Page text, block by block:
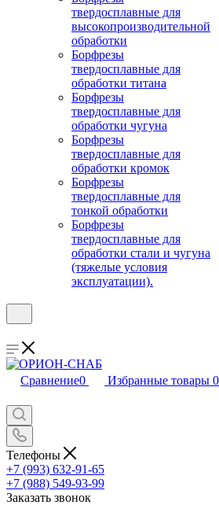
твердосплавные для
высокопроизводительной
обработки
Борфрезы
твердосплавные для
обработки титана
Борфрезы
твердосплавные для
обработки чугуна
Борфрезы
твердосплавные для
обработки кромок
Борфрезы
твердосплавные для
тонкой обработки
Борфрезы
твердосплавные для
обработки стали и чугуна
(тяжелые условия
эксплуатации).
Сравнение0 Избранные товары 0
Телефоны
+7 (993) 632-91-65
+7 (988) 549-93-99
Заказать звонок